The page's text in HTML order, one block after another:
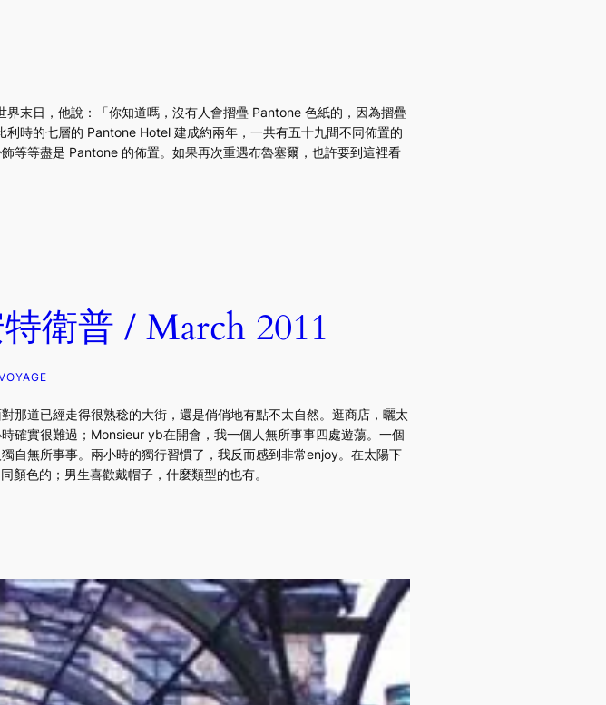
末日，他說：「你知道嗎，沒有人會摺疊 Pantone 色紙的，因為摺疊
時的七層的 Pantone Hotel 建成約兩年，一共有五十九間不同佈置的
等等盡是 Pantone 的佈置。如果再次重遇布魯塞爾，也許要到這裡看
衛普 / March 2011
那道已經走得很熟稔的大街，還是俏俏地有點不太自然。逛商店，曬太
確實很難過；Monsieur yb在開會，我一個人無所事事四處遊蕩。一個
自無所事事。兩小時的獨行習慣了，我反而感到非常enjoy。在太陽下
色的；男生喜歡戴帽子，什麼類型的也有。